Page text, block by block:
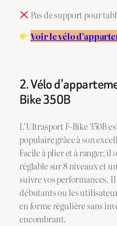
Pas de support pour
Voir le vélo
2. Vélo
Bike 350B
L’Ultrasport F-Bike 350B
populaire grâce à son
Facile à plier et à ranger, il
réglable sur 8 niveaux et
suivre vos performances.
débutants ou les
en forme régulière sans
encombrant.